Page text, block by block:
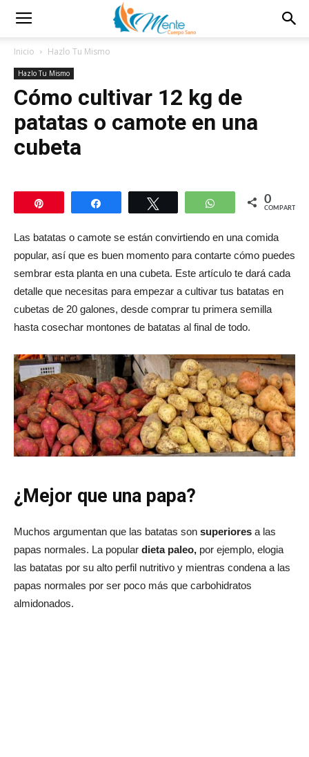
Inicio Hazlo Tu Mismo
Hazlo Tu Mismo
Cómo cultivar 12 kg de
patatas o camote en una
cubeta
Compartir WhatsApp
0
COMPARTIR
Las batatas o camote se están convirtiendo en una comida
popular, así que es buen momento para contarte cómo puedes
sembrar esta planta en una cubeta. Este artículo te dará cada
detalle que necesitas para empezar a cultivar tus batatas en
cubetas de 20 galones, desde comprar tu primera semilla
hasta cosechar montones de batatas al final de todo.
¿Mejor que una papa?
Muchos argumentan que las batatas son superiores a las
papas normales. La popular dieta paleo, por ejemplo, elogia
las batatas por su alto perfil nutritivo y mientras condena a las
papas normales por ser poco más que carbohidratos
almidonados.